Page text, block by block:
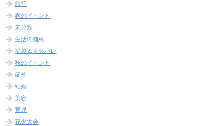
旅行
春のイベント
未分類
生活の知恵
福袋＆ネタバレ
秋のイベント
節分
結婚
美容
育児
花火大会